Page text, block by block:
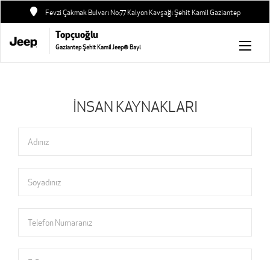
Fevzi Çakmak Bulvarı No:77 Kalyon Kavşağı Şehit Kamil Gaziantep
Topçuoğlu
Gaziantep Şehit Kamil Jeep® Bayi
İNSAN KAYNAKLARI